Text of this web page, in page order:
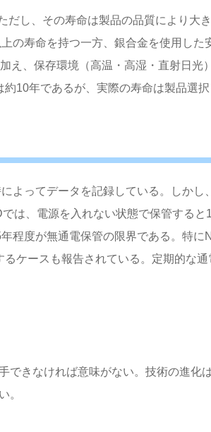
し、その寿命は製品の品質により大
の寿命を持つ一方、銀合金を使用した
え、保存環境（高温・高湿・直射日光
10年であるが、実際の寿命は製品選
よってデータを記録している。しかし
は、電源を入れない状態で保管すると
程度が無通電保管の限界である。特に
ケースも報告されている。定期的な通
できなければ意味がない。技術の進化
。